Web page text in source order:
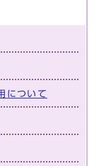
について